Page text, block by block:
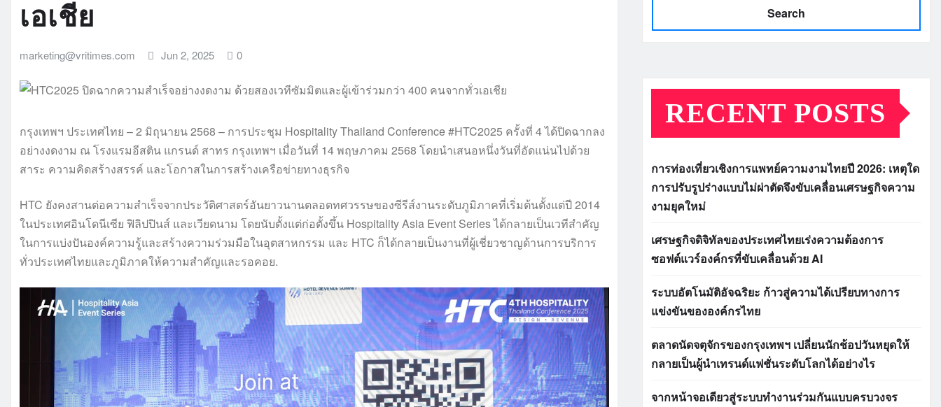
เอเชีย
marketing@vritimes.com Jun 2, 2025 0
กรุงเทพฯ ประเทศไทย – 2 มิถุนายน 2568 – การประชุม Hospitality Thailand Conference #HTC2025 ครั้งที่ 4 ได้ปิดฉากลง
อย่างงดงาม ณ โรงแรมอีสติน แกรนด์ สาทร กรุงเทพฯ เมื่อวันที่ 14 พฤษภาคม 2568 โดยนำเสนอหนึ่งวันที่อัดแน่นไปด้วย
สาระ ความคิดสร้างสรรค์ และโอกาสในการสร้างเครือข่ายทางธุรกิจ
HTC ยังคงสานต่อความสำเร็จจากประวัติศาสตร์อันยาวนานตลอดทศวรรษของซีรีส์งานระดับภูมิภาคที่เริ่มต้นตั้งแต่ปี 2014
ในประเทศอินโดนีเซีย ฟิลิปปินส์ และเวียดนาม โดยนับตั้งแต่ก่อตั้งขึ้น Hospitality Asia Event Series ได้กลายเป็นเวทีสำคัญ
ในการแบ่งปันองค์ความรู้และสร้างความร่วมมือในอุตสาหกรรม และ HTC ก็ได้กลายเป็นงานที่ผู้เชี่ยวชาญด้านการบริการ
ทั่วประเทศไทยและภูมิภาคให้ความสำคัญและรอคอย.
Search
RECENT POSTS
การท่องเที่ยวเชิงการแพทย์ความงามไทยปี 2026: เหตุใด
การปรับรูปร่างแบบไม่ผ่าตัดจึงขับเคลื่อนเศรษฐกิจความ
งามยุคใหม่
เศรษฐกิจดิจิทัลของประเทศไทยเร่งความต้องการ
ซอฟต์แวร์องค์กรที่ขับเคลื่อนด้วย AI
ระบบอัตโนมัติอัจฉริยะ ก้าวสู่ความได้เปรียบทางการ
แข่งขันขององค์กรไทย
ตลาดนัดจตุจักรของกรุงเทพฯ เปลี่ยนนักช้อปวันหยุดให้
กลายเป็นผู้นำเทรนด์แฟชั่นระดับโลกได้อย่างไร
จากหน้าจอเดียวสู่ระบบทำงานร่วมกันแบบครบวงจร